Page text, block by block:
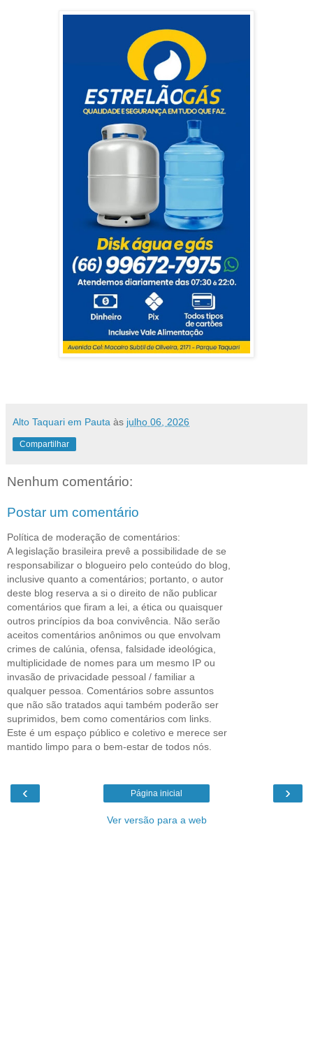
Alto Taquari em Pauta às julho 06, 2026
Compartilhar
Nenhum comentário:
Postar um comentário
Política de moderação de comentários:
A legislação brasileira prevê a possibilidade de se
responsabilizar o blogueiro pelo conteúdo do blog,
inclusive quanto a comentários; portanto, o autor
deste blog reserva a si o direito de não publicar
comentários que firam a lei, a ética ou quaisquer
outros princípios da boa convivência. Não serão
aceitos comentários anônimos ou que envolvam
crimes de calúnia, ofensa, falsidade ideológica,
multiplicidade de nomes para um mesmo IP ou
invasão de privacidade pessoal / familiar a
qualquer pessoa. Comentários sobre assuntos
que não são tratados aqui também poderão ser
suprimidos, bem como comentários com links.
Este é um espaço público e coletivo e merece ser
mantido limpo para o bem-estar de todos nós.
‹ ›
Página inicial
Ver versão para a web